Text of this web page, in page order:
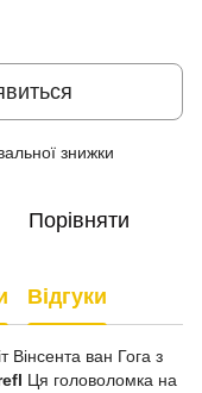
знижки
Порівняти
Відгуки
Вінсента ван Гога з
Ця головоломка на